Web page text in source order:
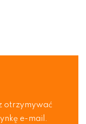
otrzymywać
e-mail.